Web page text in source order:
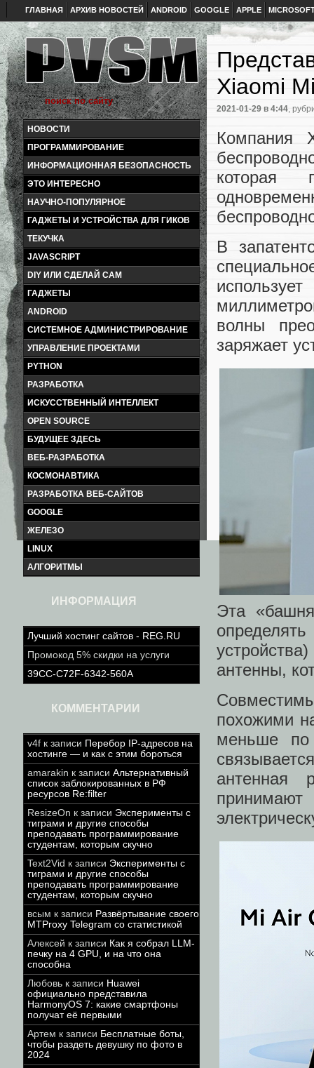
ГЛАВНАЯ АРХИВ НОВОСТЕЙ ANDROID GOOGLE APPLE
НОВОСТИ
ПРОГРАММИРОВАНИЕ
ИНФОРМАЦИОННАЯ БЕЗОПАСНОСТЬ
ЭТО ИНТЕРЕСНО
НАУЧНО-ПОПУЛЯРНОЕ
ГАДЖЕТЫ И УСТРОЙСТВА ДЛЯ ГИКОВ
ТЕКУЧКА
JAVASCRIPT
DIY ИЛИ СДЕЛАЙ САМ
ГАДЖЕТЫ
ANDROID
СИСТЕМНОЕ АДМИНИСТРИРОВАНИЕ
УПРАВЛЕНИЕ ПРОЕКТАМИ
PYTHON
РАЗРАБОТКА
ИСКУССТВЕННЫЙ ИНТЕЛЛЕКТ
OPEN SOURCE
БУДУЩЕЕ ЗДЕСЬ
ВЕБ-РАЗРАБОТКА
КОСМОНАВТИКА
РАЗРАБОТКА ВЕБ-САЙТОВ
GOOGLE
ЖЕЛЕЗО
LINUX
АЛГОРИТМЫ
ИНФОРМАЦИЯ
Лучший хостинг сайтов - REG.RU
Промокод 5% скидки на услуги
39CC-C72F-6342-560A
КОММЕНТАРИИ
v4f к записи Перебор IP-адресов на
хостинге — и как с этим бороться
amarakin к записи Альтернативный
список заблокированных в РФ
ресурсов Re:filter
ResizeOn к записи Эксперименты с
тиграми и другие способы
преподавать программирование
студентам, которым скучно
Text2Vid к записи Эксперименты с
тиграми и другие способы
преподавать программирование
студентам, которым скучно
всым к записи Развёртывание своего
MTProxy Telegram со статистикой
Алексей к записи Как я собрал LLM-
печку на 4 GPU, и на что она
способна
Любовь к записи Huawei
официально представила
HarmonyOS 7: какие смартфоны
получат её первыми
Артем к записи Бесплатные боты,
чтобы раздеть девушку по фото в
2024
Xiaomi
2021-01-29 в 4:44,
Компания
которая
В
волны
заряжает
Эта
антенны,
похожими
меньше
антенная